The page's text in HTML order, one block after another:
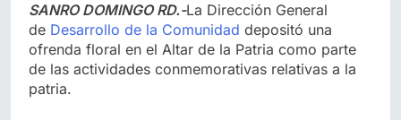
SANRO DOMINGO RD.-La Dirección General
de Desarrollo de la Comunidad depositó una
ofrenda floral en el Altar de la Patria como parte
de las actividades conmemorativas relativas a la
patria.